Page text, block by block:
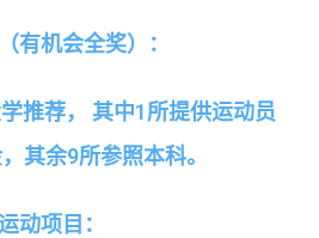
有机会全奖）：
推荐， 其中1所提供运动员
其余9所参照本科。
动项目：